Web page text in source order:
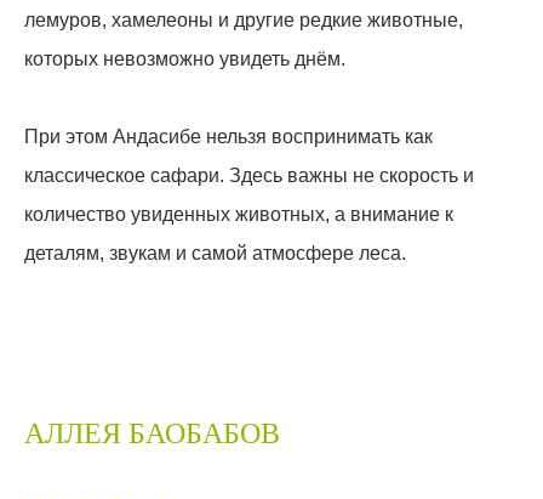
лемуров, хамелеоны и другие редкие животные,
которых невозможно увидеть днём.
При этом Андасибе нельзя воспринимать как
классическое сафари. Здесь важны не скорость и
количество увиденных животных, а внимание к
деталям, звукам и самой атмосфере леса.
АЛЛЕЯ БАОБАБОВ